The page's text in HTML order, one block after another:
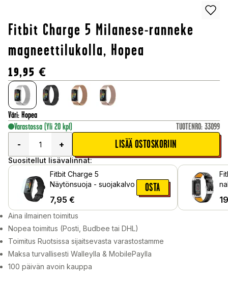
Fitbit Charge 5 Milanese-ranneke
magneettilukolla, Hopea
19,95 €
Väri: Hopea
Varastossa (Yli 20 kpl) TUOTENRO: 33099
-
+ LISÄÄ OSTOSKORIIN
Suositellut lisävalinnat:
Fitbit Charge 5
Näytönsuoja - suojakalvo
7,95 €
OSTA
Aina ilmainen toimitus
Nopea toimitus (Posti, Budbee tai DHL)
Toimitus Ruotsissa sijaitsevasta varastostamme
Maksa turvallisesti Walleylla & MobilePaylla
100 päivän avoin kauppa